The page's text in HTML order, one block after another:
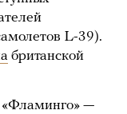
L-39).
британской
«Фламинго» —